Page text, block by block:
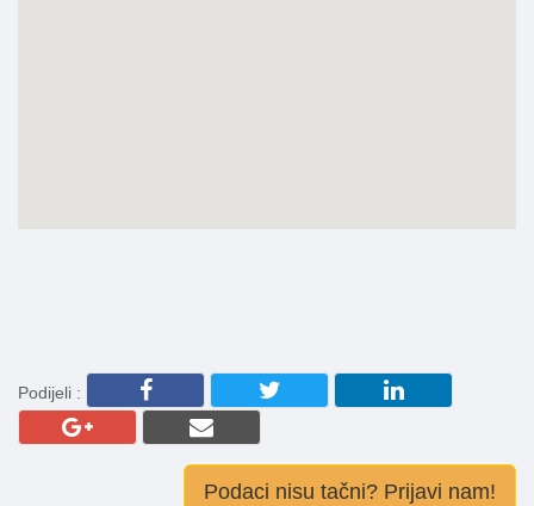
Podijeli :
Podaci nisu tačni? Prijavi nam!